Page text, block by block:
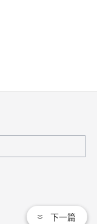
下一篇